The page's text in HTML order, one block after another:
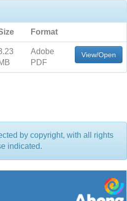
Format
Adobe
PDF
View/Open
by copyright, with all rights
indicated.